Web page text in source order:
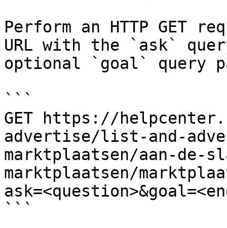
Perform an HTTP GET
URL with the `ask`
optional `goal` query
```
GET https://
advertise/list-and-
marktplaatsen/aan-de-
marktplaatsen/
```